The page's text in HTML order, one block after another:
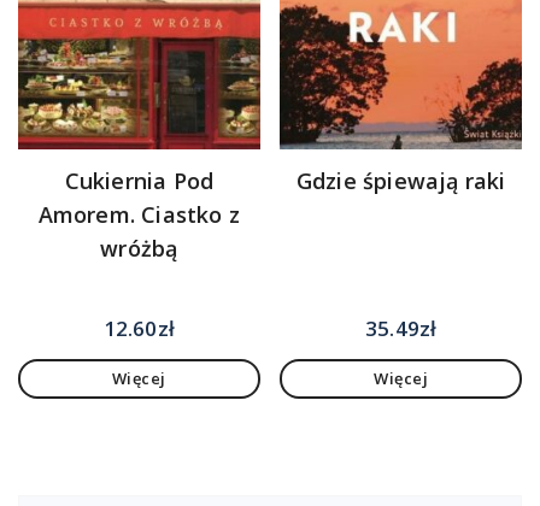
Cukiernia Pod
Amorem. Ciastko z
wróżbą
12.60zł
Więcej
Gdzie śpiewają raki
35.49zł
Więcej